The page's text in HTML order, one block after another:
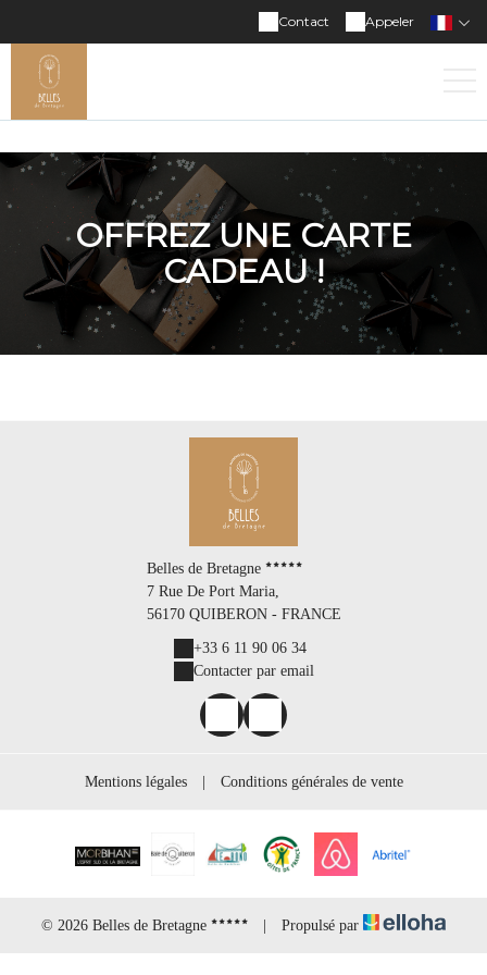
Appeler
Contact
OFFREZ UNE CARTE
CADEAU !
Belles de Bretagne
7 Rue De Port Maria,
56170 QUIBERON - FRANCE
+33 6 11 90 06 34
Contacter par email
Mentions légales Conditions générales de vente
© 2026 Belles de Bretagne Propulsé par